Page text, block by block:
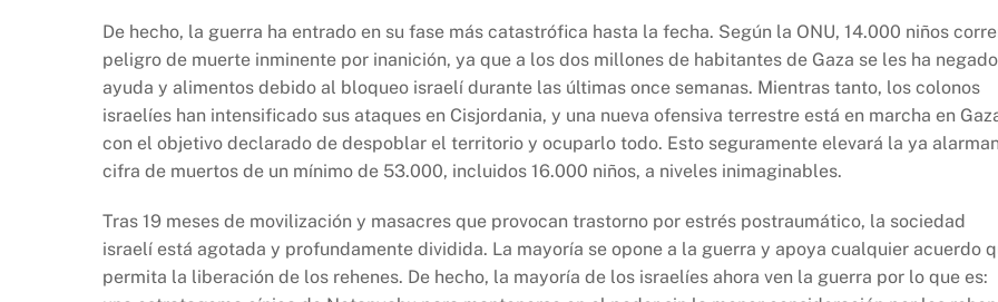
De hecho, la guerra ha entrado en su fase más catastrófica hasta la fecha. Según la ONU, 14.000 niños
peligro de muerte inminente por inanición, ya que a los dos millones de habitantes de Gaza se les ha negado
ayuda y alimentos debido al bloqueo israelí durante las últimas once semanas. Mientras tanto, los colonos
israelíes han intensificado sus ataques en Cisjordania, y una nueva ofensiva terrestre está en marcha en
con el objetivo declarado de despoblar el territorio y ocuparlo todo. Esto seguramente elevará la ya
cifra de muertos de un mínimo de 53.000, incluidos 16.000 niños, a niveles inimaginables.
Tras 19 meses de movilización y masacres que provocan trastorno por estrés postraumático, la sociedad
israelí está agotada y profundamente dividida. La mayoría se opone a la guerra y apoya cualquier acuerdo
permita la liberación de los rehenes. De hecho, la mayoría de los israelíes ahora ven la guerra por lo que es: